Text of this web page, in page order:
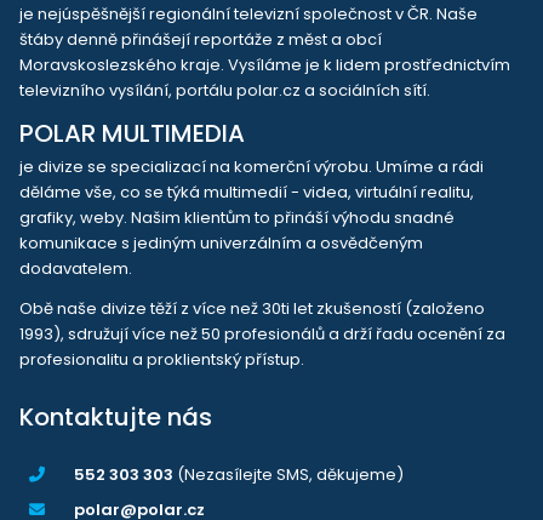
je nejúspěšnější regionální televizní společnost v ČR. Naše
štáby denně přinášejí reportáže z měst a obcí
Moravskoslezského kraje. Vysíláme je k lidem prostřednictvím
televizního vysílání, portálu polar.cz a sociálních sítí.
POLAR MULTIMEDIA
je divize se specializací na komerční výrobu. Umíme a rádi
děláme vše, co se týká multimedií - videa, virtuální realitu,
grafiky, weby. Našim klientům to přináší výhodu snadné
komunikace s jediným univerzálním a osvědčeným
dodavatelem.
Obě naše divize těží z více než 30ti let zkušeností (založeno
1993), sdružují více než 50 profesionálů a drží řadu ocenění za
profesionalitu a proklientský přístup.
Kontaktujte nás
552 303 303 (Nezasílejte SMS, děkujeme)
polar@polar.cz